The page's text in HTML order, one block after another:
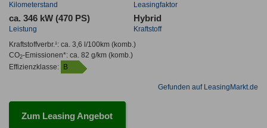
Kilometerstand Leasingfaktor
ca. 346 kW (470 PS)
Leistung
Hybrid
Kraftstoff
Kraftstoffverbr.¹: ca. 3,6 l/100km(komb.)
CO2-Emissionen*: ca. 82 g/km(komb.)
Effizienzklasse:
B
Gefunden auf LeasingMarkt.de
Zum Leasing Angebot